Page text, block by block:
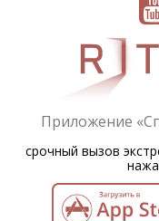
Приложение
срочный вызов